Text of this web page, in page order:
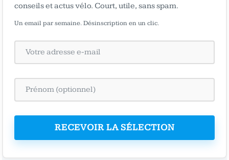
conseils et actus vélo. Court, utile, sans spam.
Un email par semaine. Désinscription en un clic.
RECEVOIR LA SÉLECTION